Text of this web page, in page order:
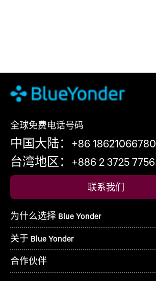
全球免费电话号码
中国大陆：+86 18621066780
台湾地区：+886 2 3725 7756
联系我们
为什么选择 Blue Yonder
关于 Blue Yonder
合作伙伴